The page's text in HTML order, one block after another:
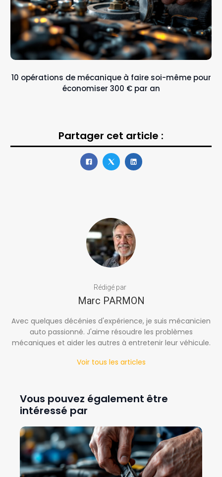
10 opérations de mécanique à faire soi-même pour
économiser 300 € par an
Partager cet article :
Rédigé par
Marc PARMON
Avec quelques décénies d'expérience, je suis mécanicien
auto passionné. J'aime résoudre les problèmes
mécaniques et aider les autres à entretenir leur véhicule.
Voir tous les articles
Vous pouvez également être
intéressé par